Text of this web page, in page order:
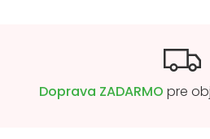
Doprava ZADARMO pre